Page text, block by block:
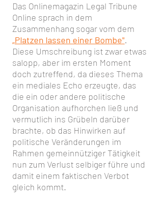
Das Onlinemagazin Legal Tribune
Online sprach in dem
Zusammenhang sogar vom dem
„Platzen lassen einer Bombe".
Diese Umschreibung ist zwar etwas
salopp, aber im ersten Moment
doch zutreffend, da dieses Thema
ein mediales Echo erzeugte, das
die ein oder andere politische
Organisation aufhorchen ließ und
vermutlich ins Grübeln darüber
brachte, ob das Hinwirken auf
politische Veränderungen im
Rahmen gemeinnütziger Tätigkeit
nun zum Verlust selbiger führe und
damit einem faktischen Verbot
gleich kommt.